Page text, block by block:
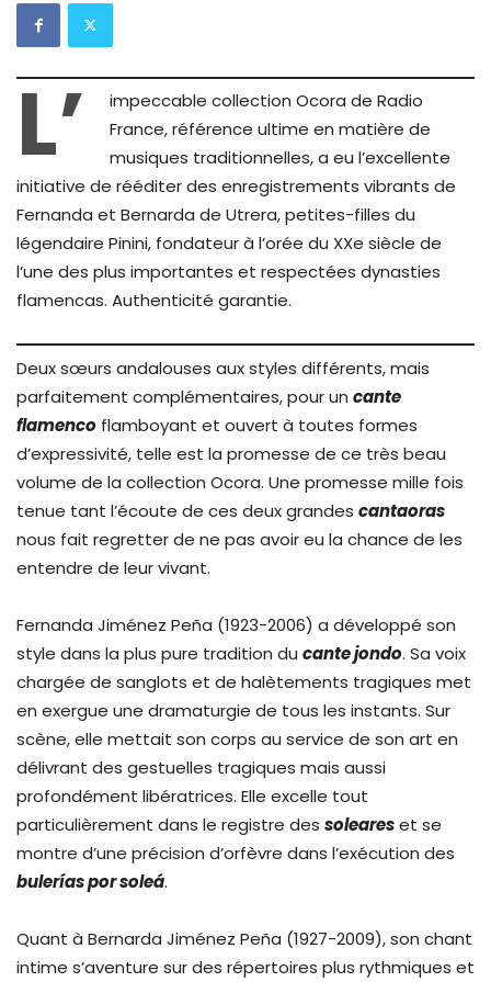
L’
impeccable collection Ocora de Radio
France, référence ultime en matière de
musiques traditionnelles, a eu l’excellente
initiative de rééditer des enregistrements vibrants de
Fernanda et Bernarda de Utrera, petites-filles du
légendaire Pinini, fondateur à l’orée du XXe siècle de
l’une des plus importantes et respectées dynasties
flamencas. Authenticité garantie.
Deux sœurs andalouses aux styles différents, mais
parfaitement complémentaires, pour un cante
flamenco flamboyant et ouvert à toutes formes
d’expressivité, telle est la promesse de ce très beau
volume de la collection Ocora. Une promesse mille fois
tenue tant l’écoute de ces deux grandes cantaoras
nous fait regretter de ne pas avoir eu la chance de les
entendre de leur vivant.
Fernanda Jiménez Peña (1923-2006) a développé son
style dans la plus pure tradition du cante jondo. Sa voix
chargée de sanglots et de halètements tragiques met
en exergue une dramaturgie de tous les instants. Sur
scène, elle mettait son corps au service de son art en
délivrant des gestuelles tragiques mais aussi
profondément libératrices. Elle excelle tout
particulièrement dans le registre des soleareset se
montre d’une précision d’orfèvre dans l’exécution des
bulerías por soleá.
Quant à Bernarda Jiménez Peña (1927-2009), son chant
intime s’aventure sur des répertoires plus rythmiques et